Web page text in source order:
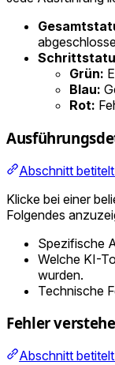
Grün:
Blau:
Rot:
Abschnitt
Klicke bei einer
Folgendes
Spezifische
Welche KI-
wurden.
Technische
Fehler
Abschnitt